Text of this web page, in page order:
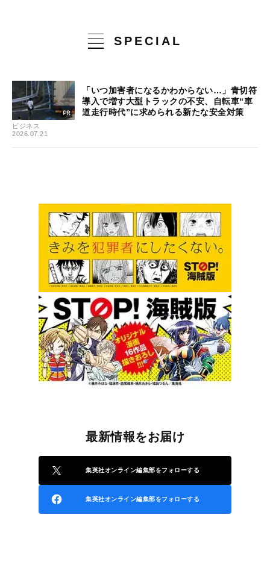
SPECIAL
ビジネス
2026.07.21
「いつ加害者になるかわからない…」青切符
導入で増す大型トラックの不安、自転車“車
道走行時代”に求められる新たな安全対策
最新情報をお届け
集英社オンライン編集部をフォローする
集英社オンライン編集部をフォローする